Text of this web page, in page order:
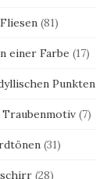
(81)
einer Farbe (17)
Punkten
(7)
(31)
(28)